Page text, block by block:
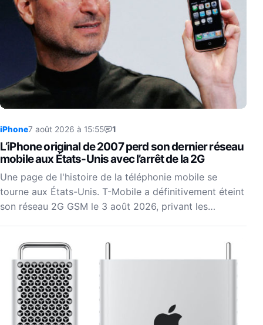
iPhone7 août 2026 à 15:55 1
L’iPhone original de 2007 perd son dernier réseau
mobile aux États-Unis avec l’arrêt de la 2G
Une page de l'histoire de la téléphonie mobile se
tourne aux États-Unis. T-Mobile a définitivement éteint
son réseau 2G GSM le 3 août 2026, privant les…